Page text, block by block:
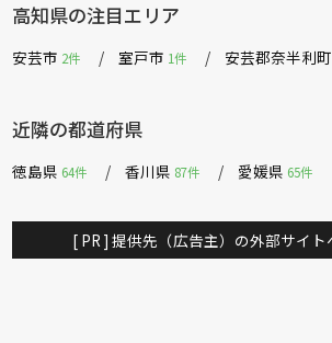
高知県の注目エリア
安芸市 2件 室戸市 1件 安芸郡奈半利町
近隣の都道府県
徳島県 64件 香川県 87件 愛媛県 65件
[ PR ] 提供先（広告主）の外部サイ